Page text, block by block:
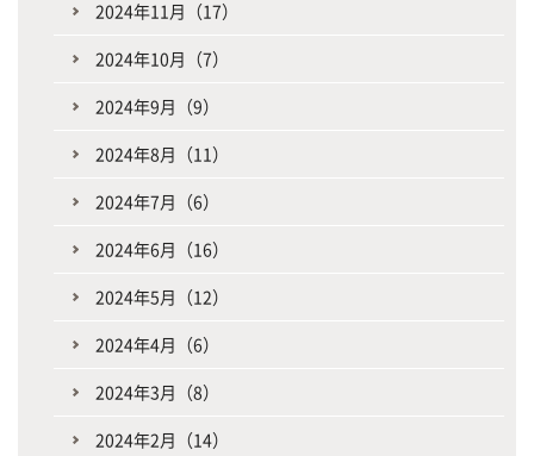
2024年11月（17）
2024年10月（7）
2024年9月（9）
2024年8月（11）
2024年7月（6）
2024年6月（16）
2024年5月（12）
2024年4月（6）
2024年3月（8）
2024年2月（14）